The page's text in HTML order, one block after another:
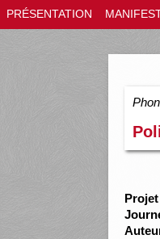
PRÉSENTATION
Projet